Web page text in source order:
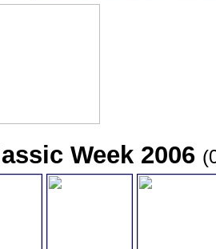
Week 2006